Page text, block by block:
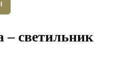
– светильник